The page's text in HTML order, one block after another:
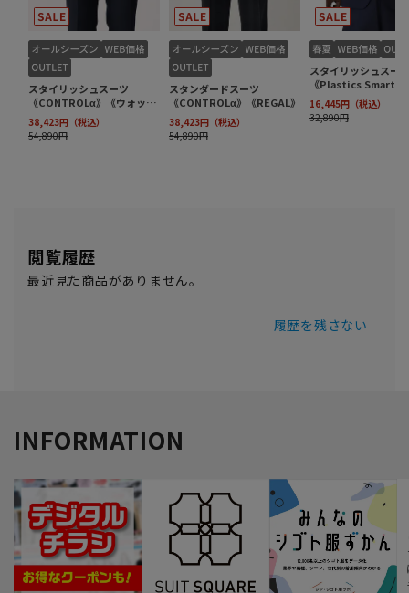
閲覧履歴
最近見た商品がありません。
履歴を残さない
INFORMATION